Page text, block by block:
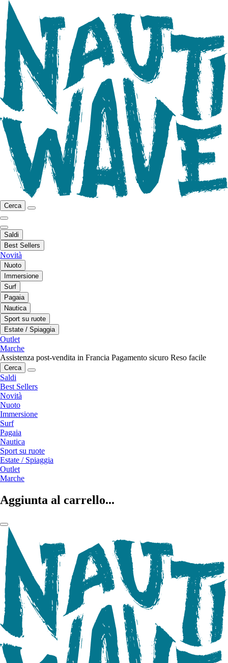
Cerca
Saldi
Best Sellers
Novità
Nuoto
Immersione
Surf
Pagaia
Nautica
Sport su ruote
Estate / Spiaggia
Outlet
Marche
Assistenza post-vendita in Francia Pagamento sicuro Reso facile
Cerca
Saldi
Best Sellers
Novità
Nuoto
Immersione
Surf
Pagaia
Nautica
Sport su ruote
Estate / Spiaggia
Outlet
Marche
Aggiunta al carrello...